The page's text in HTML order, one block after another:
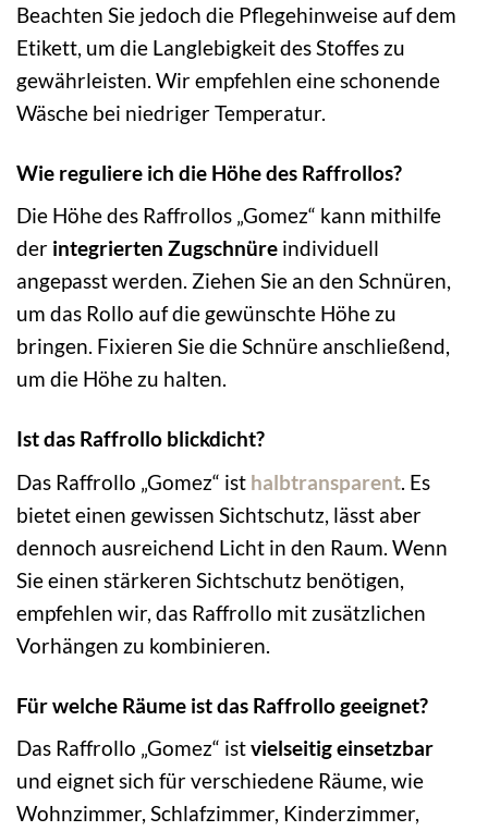
Beachten Sie jedoch die Pflegehinweise auf dem
Etikett, um die Langlebigkeit des Stoffes zu
gewährleisten. Wir empfehlen eine schonende
Wäsche bei niedriger Temperatur.
Wie reguliere ich die Höhe des Raffrollos?
Die Höhe des Raffrollos „Gomez“ kann mithilfe
der integrierten Zugschnüre individuell
angepasst werden. Ziehen Sie an den Schnüren,
um das Rollo auf die gewünschte Höhe zu
bringen. Fixieren Sie die Schnüre anschließend,
um die Höhe zu halten.
Ist das Raffrollo blickdicht?
Das Raffrollo „Gomez“ ist halbtransparent. Es
bietet einen gewissen Sichtschutz, lässt aber
dennoch ausreichend Licht in den Raum. Wenn
Sie einen stärkeren Sichtschutz benötigen,
empfehlen wir, das Raffrollo mit zusätzlichen
Vorhängen zu kombinieren.
Für welche Räume ist das Raffrollo geeignet?
Das Raffrollo „Gomez“ istvielseitig einsetzbar
und eignet sich für verschiedene Räume, wie
Wohnzimmer, Schlafzimmer, Kinderzimmer,